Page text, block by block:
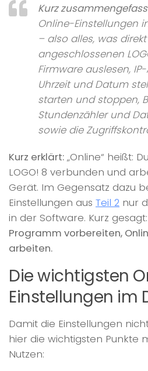
Kurz
Online-Einstellungen
– also alles, was
angeschlossenen
Firmware auslesen,
Uhrzeit und Datum
starten und stoppen,
Stundenzähler und
sowie die
Kurz erklärt: „Online“ heißt:
LOGO! 8 verbunden und
Gerät. Im Gegensatz dazu
Einstellungen aus Teil 2 nur
in der Software. Kurz gesagt:
Programm vorbereiten,
arbeiten.
Die wichtigsten
Einstellungen im
Damit die Einstellungen
hier die wichtigsten Punkte
Nutzen: